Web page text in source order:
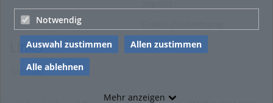
Notwendig
Auswahl zustimmen
Allen zustimmen
Alle ablehnen
Mehr anzeigen
Links
Sitemap